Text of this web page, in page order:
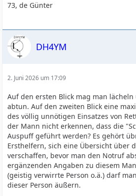
73, de Günter
DH4YM
2. Juni 2026 um 17:09
Auf den ersten Blick mag man lächeln
abtun. Auf den zweiten Blick eine
des völlig unnötigen Einsatzes von
der Mann nicht erkennen, dass die
Auspuff geführt werden? Es gehört
Ersthelfern, sich eine Übersicht über
verschaffen, bevor man den Notruf
ergänzenden Angaben zu diesem
(geistig verwirrte Person o.ä.) darf
dieser Person äußern.